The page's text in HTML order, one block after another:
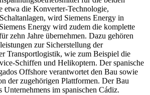
etwa die Konverter-Technologie,
wird Siemens Energy in
Energy wird zudem die komplette
zehn Jahre übernehmen. Dazu gehören
zur Sicherstellung der
Transportlogistik, wie zum Beispiel die
Schiffen und Helikoptern. Der spanische
Offshore verantwortet den Bau sowie
der zugehörigen Plattformen. Der Bau
im spanischen Cádiz.